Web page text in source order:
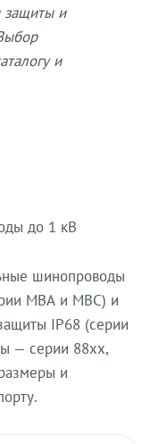
защиты и
и
до 1 кВ
шинопроводы
МВА и МВС) и
IP68 (серии
— серии 88xx,
и